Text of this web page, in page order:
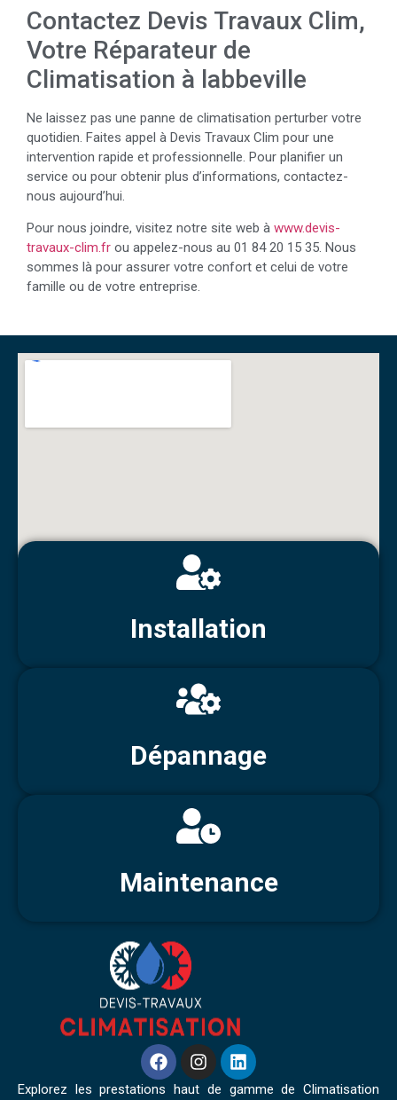
Contactez Devis Travaux Clim,
Votre Réparateur de
Climatisation à labbeville
Ne laissez pas une panne de climatisation perturber votre
quotidien. Faites appel à Devis Travaux Clim pour une
intervention rapide et professionnelle. Pour planifier un
service ou pour obtenir plus d’informations, contactez-
nous aujourd’hui.
Pour nous joindre, visitez notre site web à www.devis-
travaux-clim.fr ou appelez-nous au 01 84 20 15 35. Nous
sommes là pour assurer votre confort et celui de votre
famille ou de votre entreprise.
Installation
Dépannage
Maintenance
Explorez les prestations haut de gamme de Climatisation